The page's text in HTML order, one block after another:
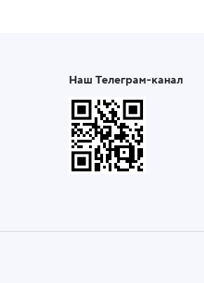
Наш Телеграм-канал